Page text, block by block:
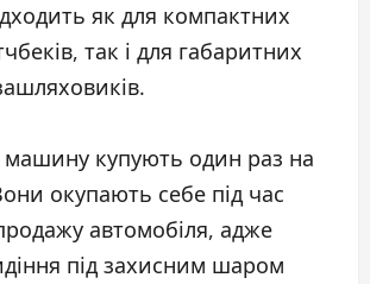
як для компактних
так і для габаритних
машину купують один раз на
окупають себе під час
автомобіля, адже
під захисним шаром